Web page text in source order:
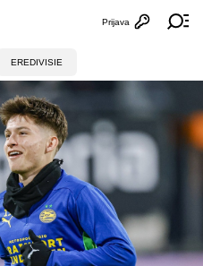
Otvori
Prijava
EREDIVISIE